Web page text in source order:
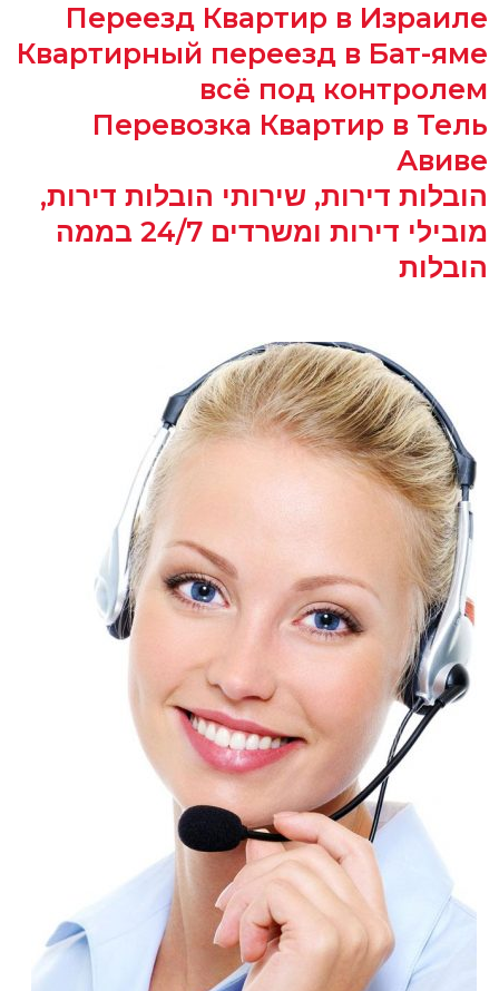
Переезд Квартир в Израиле
Квартирный переезд в Бат-яме
всё под контролем
Перевозка Квартир в Тель
Авиве
הובלות דירות, שירותי הובלות דירות,
מובילי דירות ומשרדים 24/7 בממה
הובלות